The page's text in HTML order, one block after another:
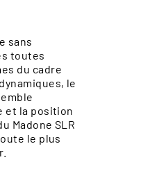
sans
toutes
du cadre
le
et la position
Madone SLR
le plus